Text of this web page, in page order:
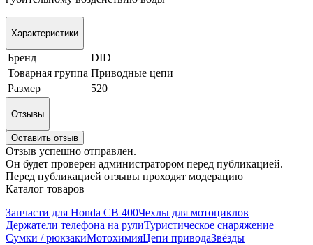
Характеристики
Бренд
DID
Товарная группа Приводные цепи
Размер
520
Отзывы
Оставить отзыв
Отзыв успешно отправлен.
Он будет проверен администратором перед публикацией.
Перед публикацией отзывы проходят модерацию
Каталог товаров
Запчасти для Honda CB 400Чехлы для мотоциклов
Держатели телефона на рулиТуристическое снаряжение
Сумки / рюкзакиМотохимияЦепи приводаЗвёзды